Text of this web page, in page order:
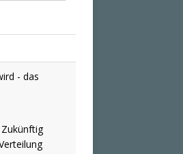
- das
Wie
aktuellen